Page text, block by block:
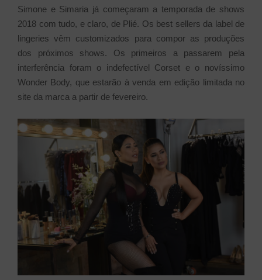
Simone e Simaria já começaram a temporada de shows
2018 com tudo, e claro, de Plié. Os best sellers da label de
lingeries vêm customizados para compor as produções
dos próximos shows. Os primeiros a passarem pela
interferência foram o indefectível Corset e o novíssimo
Wonder Body, que estarão à venda em edição limitada no
site da marca a partir de fevereiro.